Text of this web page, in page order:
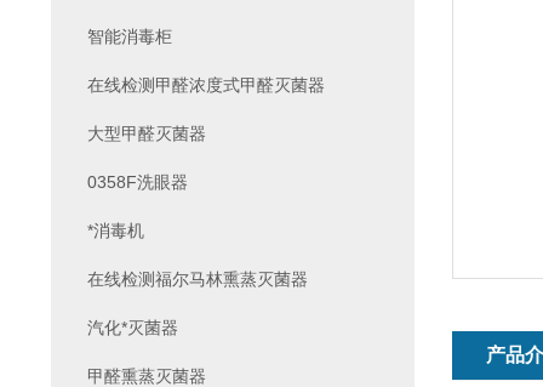
产品
智能消毒柜
在线检测甲醛浓度式甲醛灭菌器
大型甲醛灭菌器
0358F洗眼器
*消毒机
在线检测福尔马林熏蒸灭菌器
汽化*灭菌器
甲醛熏蒸灭菌器